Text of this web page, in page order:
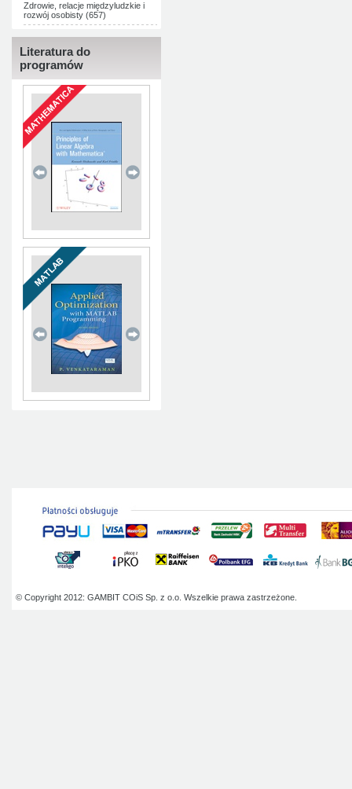
Zdrowie, relacje międzyludzkie i
rozwój osobisty (657)
Literatura do
programów
© Copyright 2012: GAMBIT COiS Sp. z o.o. Wszelkie prawa zastrzeżone.